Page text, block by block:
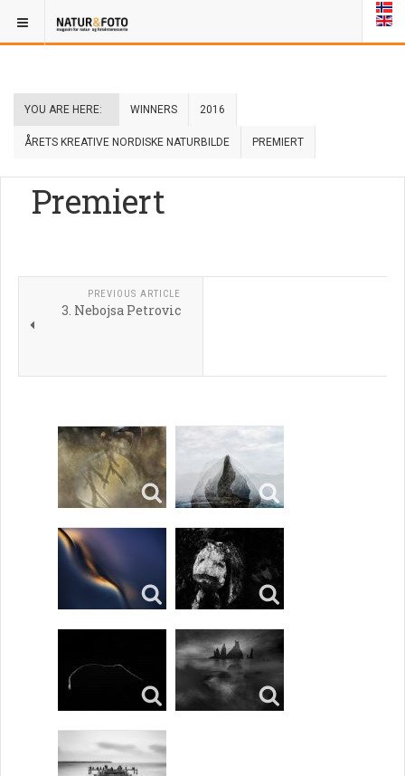
YOU ARE HERE: WINNERS 2016
ÅRETS KREATIVE NORDISKE NATURBILDE PREMIERT
Premiert
PREVIOUS ARTICLE
3. Nebojsa Petrovic